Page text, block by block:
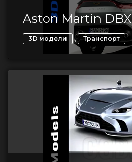
Aston Martin DBX
3D модели , Транспорт